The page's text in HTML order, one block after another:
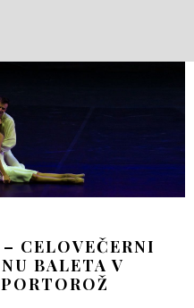
CELOVEČERNI
BALETA V